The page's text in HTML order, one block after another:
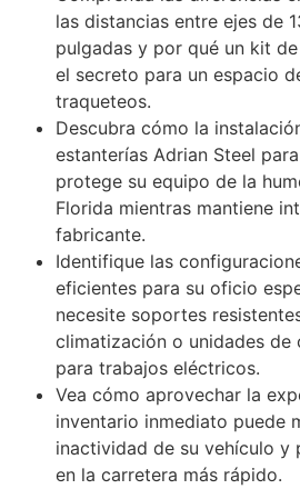
las distancias entre ejes de
pulgadas y por qué un kit
el secreto para un espacio
traqueteos.
Descubra cómo la
estanterías Adrian Steel
protege su equipo de la
Florida mientras mantiene
fabricante.
Identifique las
eficientes para su oficio
necesite soportes
climatización o unidades de
para trabajos eléctricos.
Vea cómo aprovechar la
inventario inmediato puede
inactividad de su vehículo y
en la carretera más rápido.